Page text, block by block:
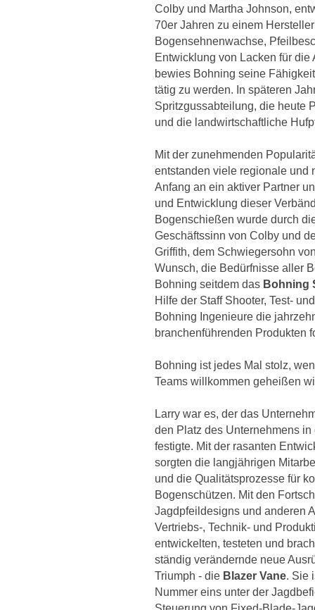
Colby und Martha Johnson,
70er Jahren zu einem
Bogensehnenwachse,
Entwicklung von Lacken für
bewies Bohning seine
tätig zu werden. In späteren
Spritzgussabteilung, die heute
und die landwirtschaftliche
Mit der zunehmenden
entstanden viele regionale und
Anfang an ein aktiver Partner
und Entwicklung dieser
Bogenschießen wurde durch
Geschäftssinn von Colby und
Griffith, dem Schwiegersohn
Wunsch, die Bedürfnisse aller
Bohning seitdem das Bohning
Hilfe der Staff Shooter, Test-
Bohning Ingenieure die
branchenführenden Produkten
Bohning ist jedes Mal stolz,
Teams willkommen geheißen
Larry war es, der das
den Platz des Unternehmens
festigte. Mit der rasanten
sorgten die langjährigen
und die Qualitätsprozesse für
Bogenschützen. Mit den
Jagdpfeildesigns und anderen
Vertriebs-, Technik- und
entwickelten, testeten und
ständig verändernde neue
Triumph - die Blazer Vane. Sie
Nummer eins unter der